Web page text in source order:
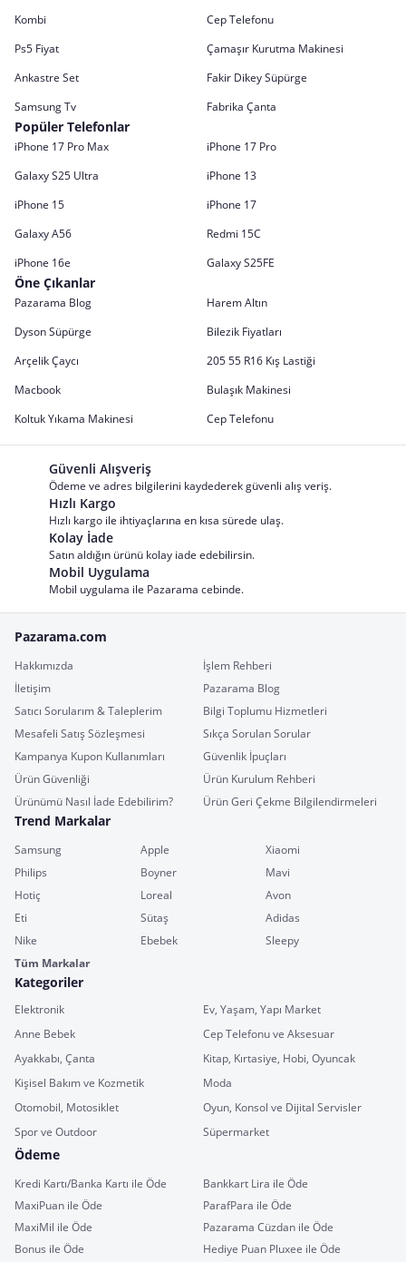
Kombi
Cep Telefonu
Ps5 Fiyat
Çamaşır Kurutma Makinesi
Ankastre Set
Fakir Dikey Süpürge
Samsung Tv
Fabrika Çanta
Popüler Telefonlar
iPhone 17 Pro Max
iPhone 17 Pro
Galaxy S25 Ultra
iPhone 13
iPhone 15
iPhone 17
Galaxy A56
Redmi 15C
iPhone 16e
Galaxy S25FE
Öne Çıkanlar
Pazarama Blog
Harem Altın
Dyson Süpürge
Bilezik Fiyatları
Arçelik Çaycı
205 55 R16 Kış Lastiği
Macbook
Bulaşık Makinesi
Koltuk Yıkama Makinesi
Cep Telefonu
Güvenli Alışveriş
Ödeme ve adres bilgilerini kaydederek güvenli alış veriş.
Hızlı Kargo
Hızlı kargo ile ihtiyaçlarına en kısa sürede ulaş.
Kolay İade
Satın aldığın ürünü kolay iade edebilirsin.
Mobil Uygulama
Mobil uygulama ile Pazarama cebinde.
Pazarama.com
Hakkımızda
İşlem Rehberi
İletişim
Pazarama Blog
Satıcı Sorularım & Taleplerim
Bilgi Toplumu Hizmetleri
Mesafeli Satış Sözleşmesi
Sıkça Sorulan Sorular
Kampanya Kupon Kullanımları
Güvenlik İpuçları
Ürün Güvenliği
Ürün Kurulum Rehberi
Ürünümü Nasıl İade Edebilirim?
Ürün Geri Çekme Bilgilendirmeleri
Trend Markalar
Samsung Apple
Xiaomi
Philips
Boyner
Mavi
Hotiç
Loreal
Avon
Eti
Sütaş
Adidas
Nike
Ebebek
Sleepy
Tüm Markalar
Kategoriler
Elektronik
Ev, Yaşam, Yapı Market
Anne Bebek
Cep Telefonu ve Aksesuar
Ayakkabı, Çanta
Kitap, Kırtasiye, Hobi, Oyuncak
Kişisel Bakım ve Kozmetik
Moda
Otomobil, Motosiklet
Oyun, Konsol ve Dijital Servisler
Spor ve Outdoor
Süpermarket
Ödeme
Kredi Kartı/Banka Kartı ile Öde
Bankkart Lira ile Öde
MaxiPuan ile Öde
ParafPara ile Öde
MaxiMil ile Öde
Pazarama Cüzdan ile Öde
Bonus ile Öde
Hediye Puan Pluxee ile Öde